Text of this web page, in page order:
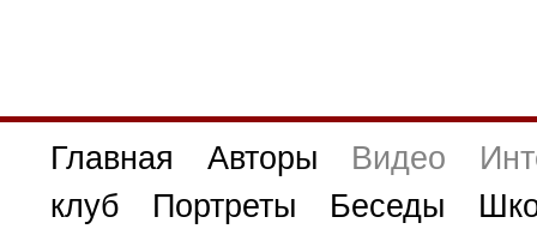
Главная Авторы Видео
клуб
Портреты Беседы